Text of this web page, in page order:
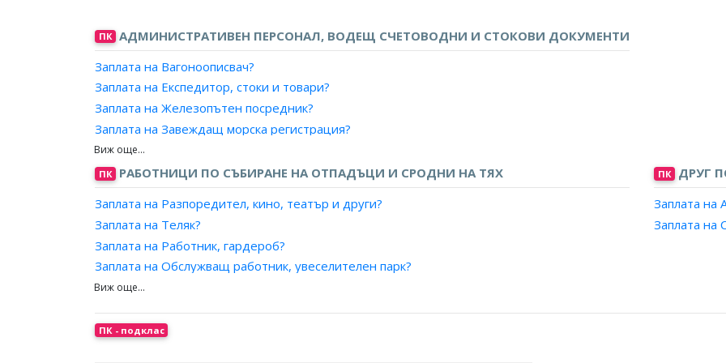
ПК АДМИНИСТРАТИВЕН ПЕРСОНАЛ, ВОДЕЩ СЧЕТОВОДНИ И СТОКОВИ ДОКУМЕНТИ
Заплата на Вагоноописвач?
Заплата на Експедитор, стоки и товари?
Заплата на Железопътен посредник?
Заплата на Завеждащ морска регистрация?
Заплата на Измерител, горивни и строителни материали?
Заплата на Кантарджия?
Заплата на Контрольор, запаси?
Заплата на Магазинер?
Заплата на Оператор, определяне на маршрута на товарите?
Заплата на Организатор, експедиция/товоро-разтоварна и спедиторска дейност?
Заплата на Отчетник, насочване на товари?
Заплата на Получател, товари?
Заплата на Ръководител, търговска експлоатация?
Заплата на Склададжия?
ПК РАБОТНИЦИ ПО СЪБИРАНЕ НА ОТПАДЪЦИ И СРОДНИ НА ТЯХ
Заплата на Разпоредител, кино, театър и други?
Заплата на Теляк?
Заплата на Работник, гардероб?
Заплата на Обслужващ работник, увеселителен парк?
Заплата на Работник, луна-парк?
Заплата на Работник, паркинг?
ПК ДРУГ
Заплата на
Заплата на
ПК - подклас